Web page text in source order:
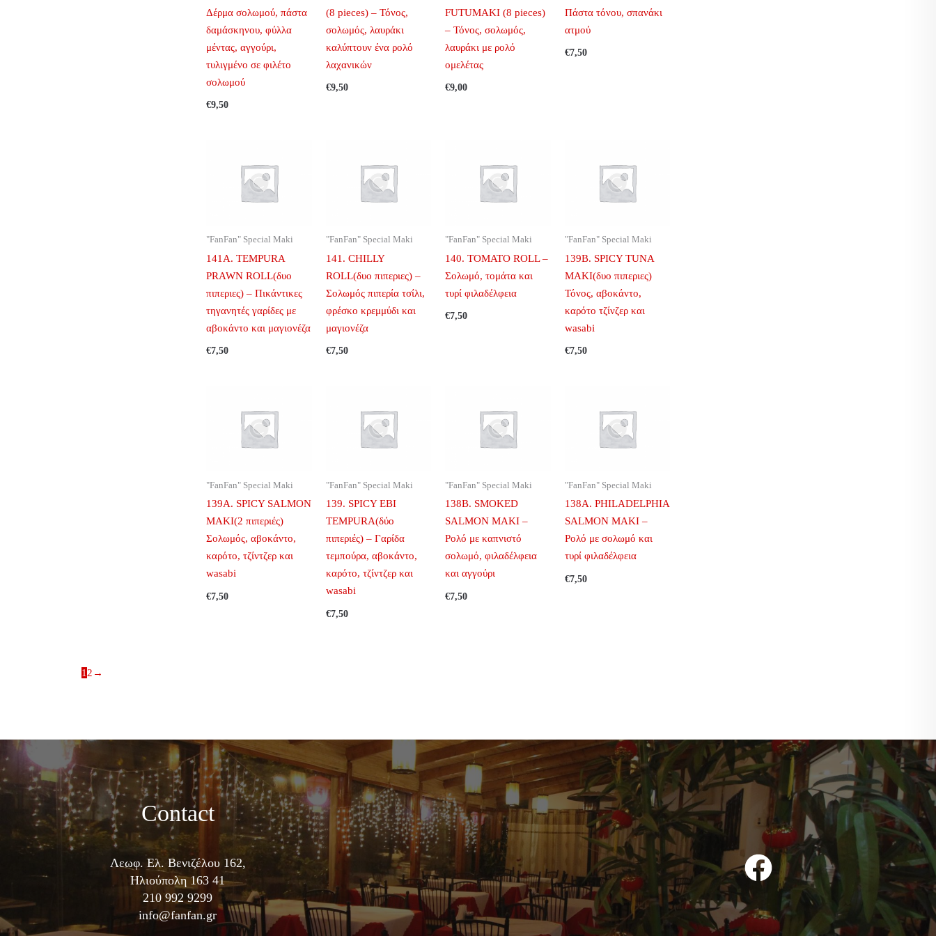
Δέρμα σολωμού, πάστα
δαμάσκηνου, φύλλα
μέντας, αγγούρι,
τυλιγμένο σε φιλέτο
σολωμού
€9,50
(8 pieces) – Τόνος,
σολωμός, λαυράκι
καλύπτουν ένα ρολό
λαχανικών
€9,50
FUTUMAKI (8 pieces)
– Τόνος, σολωμός,
λαυράκι με ρολό
ομελέτας
€9,00
Πάστα τόνου, σπανάκι
ατμού
€7,50
"FanFan" Special Maki
141A. TEMPURA
PRAWN ROLL(δυο
πιπεριες) – Πικάντικες
τηγανητές γαρίδες με
αβοκάντο και μαγιονέζα
€7,50
"FanFan" Special Maki
141. CHILLY
ROLL(δυο πιπεριες) –
Σολωμός πιπερία τσίλι,
φρέσκο κρεμμύδι και
μαγιονέζα
€7,50
"FanFan" Special Maki
140. TOMATO ROLL –
Σολωμό, τομάτα και
τυρί φιλαδέλφεια
€7,50
"FanFan" Special Maki
139B. SPICY TUNA
MAKI(δυο πιπεριες)
Τόνος, αβοκάντο,
καρότο τζίνζερ και
wasabi
€7,50
"FanFan" Special Maki
139A. SPICY SALMON
MAKI(2 πιπεριές)
Σολωμός, αβοκάντο,
καρότο, τζίντζερ και
wasabi
€7,50
"FanFan" Special Maki
139. SPICY EBI
TEMPURA(δύο
πιπεριές) – Γαρίδα
τεμπούρα, αβοκάντο,
καρότο, τζίντζερ και
wasabi
€7,50
"FanFan" Special Maki
138B. SMOKED
SALMON MAKI –
Ρολό με καπνιστό
σολωμό, φιλαδέλφεια
και αγγούρι
€7,50
"FanFan" Special Maki
138A. PHILADELPHIA
SALMON MAKI –
Ρολό με σολωμό και
τυρί φιλαδέλφεια
€7,50
1 2 →
Contact
Λεωφ. Ελ. Βενιζέλου 162,
Ηλιούπολη 163 41
210 992 9299
info@fanfan.gr